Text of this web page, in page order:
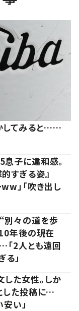
してみると……
子に違和感。
すぎる姿』
」「吹き出し
別々の道を歩
年後の現在
2人とも遠回
る」
た女性。しか
した投稿に…
安い」